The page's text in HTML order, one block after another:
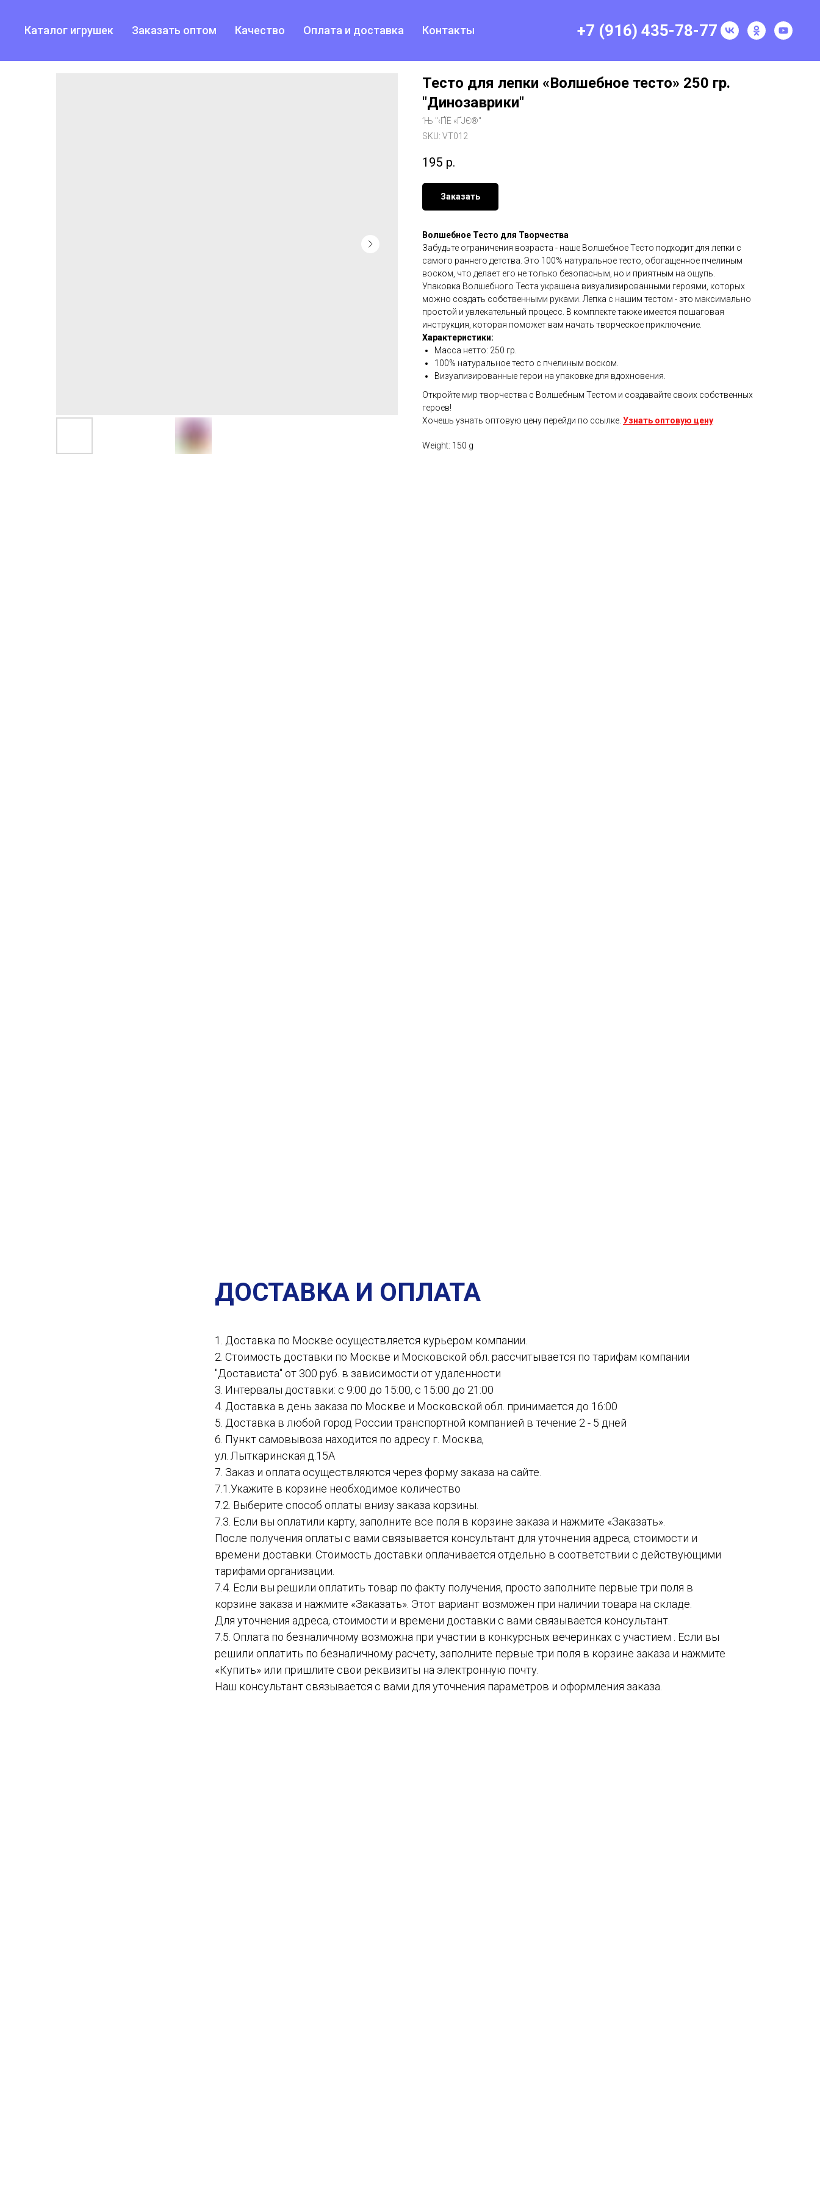
Каталог игрушек Заказать оптом Качество Оплата и доставка Контакты +7 (916) 435-78-77
Тесто для лепки «Волшебное тесто» 250 гр.
"Динозаврики"
’Њ "‹ҐЇЁ «ҐЈЄ®"
SKU: VT012
195 р.
Заказать
Волшебное Тесто для Творчества
Забудьте ограничения возраста - наше Волшебное Тесто подходит для лепки с
самого раннего детства. Это 100% натуральное тесто, обогащенное пчелиным
воском, что делает его не только безопасным, но и приятным на ощупь.
Упаковка Волшебного Теста украшена визуализированными героями, которых
можно создать собственными руками. Лепка с нашим тестом - это максимально
простой и увлекательный процесс. В комплекте также имеется пошаговая
инструкция, которая поможет вам начать творческое приключение.
Характеристики:
Масса нетто: 250 гр.
100% натуральное тесто с пчелиным воском.
Визуализированные герои на упаковке для вдохновения.
Откройте мир творчества с Волшебным Тестом и создавайте своих собственных
героев!
Хочешь узнать оптовую цену перейди по ссылке. Узнать оптовую цену
Weight: 150 g
ДОСТАВКА И ОПЛАТА
1. Доставка по Москве осуществляется курьером компании.
2. Стоимость доставки по Москве и Московской обл. рассчитывается по тарифам компании
"Достависта" от 300 руб. в зависимости от удаленности
3. Интервалы доставки: с 9:00 до 15:00, с 15:00 до 21:00
4. Доставка в день заказа по Москве и Московской обл. принимается до 16:00
5. Доставка в любой город России транспортной компанией в течение 2 - 5 дней
6. Пункт самовывоза находится по адресу г. Москва,
ул. Лыткаринская д.15А
7. Заказ и оплата осуществляются через форму заказа на сайте.
7.1.Укажите в корзине необходимое количество
7.2. Выберите способ оплаты внизу заказа корзины.
7.3. Если вы оплатили карту, заполните все поля в корзине заказа и нажмите «Заказать».
После получения оплаты с вами связывается консультант для уточнения адреса, стоимости и
времени доставки. Стоимость доставки оплачивается отдельно в соответствии с действующими
тарифами организации.
7.4. Если вы решили оплатить товар по факту получения, просто заполните первые три поля в
корзине заказа и нажмите «Заказать». Этот вариант возможен при наличии товара на складе.
Для уточнения адреса, стоимости и времени доставки с вами связывается консультант.
7.5. Оплата по безналичному возможна при участии в конкурсных вечеринках с участием . Если вы
решили оплатить по безналичному расчету, заполните первые три поля в корзине заказа и нажмите
«Купить» или пришлите свои реквизиты на электронную почту.
Наш консультант связывается с вами для уточнения параметров и оформления заказа.